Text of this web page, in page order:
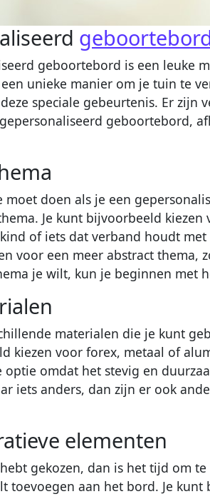
geboortebord is een leuke
unieke manier om je tuin te
speciale gebeurtenis. Er zijn
geboortebord,
moet doen als je een
Je kunt bijvoorbeeld
of iets dat verband houdt
voor een meer abstract thema,
je wilt, kun je beginnen met
materialen die je kunt
kiezen voor forex, metaal of
optie omdat het stevig en
iets anders, dan zijn er ook
elementen
gekozen, dan is het tijd om
toevoegen aan het bord. Je kunt